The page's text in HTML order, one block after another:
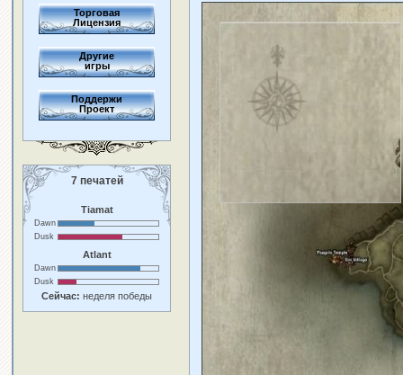
Торговая
Лицензия
Другие
игры
Поддержи
Проект
7 печатей
Tiamat
Dawn
Dusk
Atlant
Dawn
Dusk
Сейчас: неделя победы